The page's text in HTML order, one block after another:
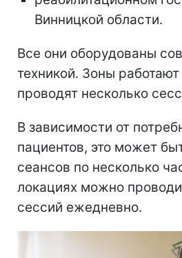
Винницкой области.
Все они оборудованы
техникой. Зоны
проводят несколько
В зависимости от
пациентов, это может
сеансов по несколько
локациях можно
сессий ежедневно.